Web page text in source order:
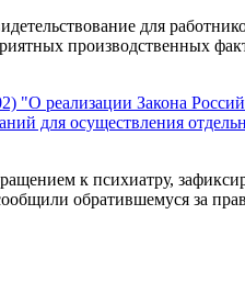
для
производственных
"О реализации Закона
для осуществления
к психиатру,
обратившемуся за